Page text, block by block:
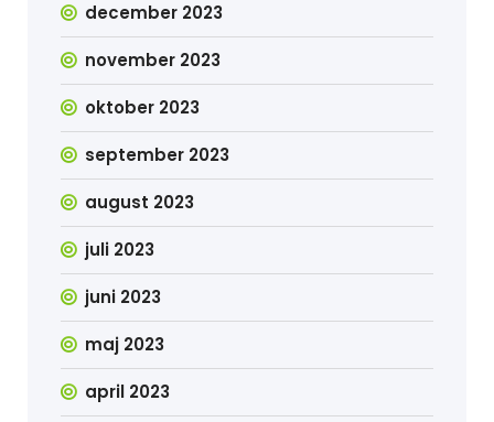
december 2023
november 2023
oktober 2023
september 2023
august 2023
juli 2023
juni 2023
maj 2023
april 2023